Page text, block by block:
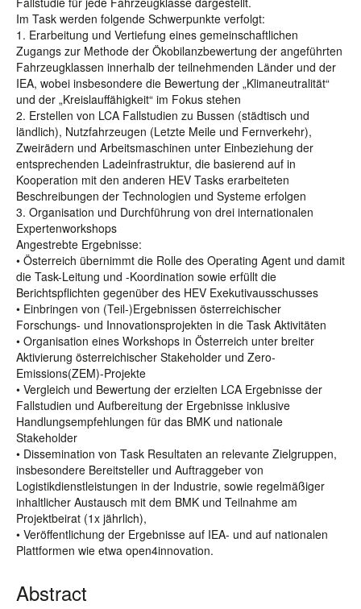
Im Task werden folgende Schwerpunkte verfolgt:
1. Erarbeitung und Vertiefung eines gemeinschaftlichen
Zugangs zur Methode der Ökobilanzbewertung der angeführten
Fahrzeugklassen innerhalb der teilnehmenden Länder und der
IEA, wobei insbesondere die Bewertung der „Klimaneutralität“
und der „Kreislauffähigkeit“ im Fokus stehen
2. Erstellen von LCA Fallstudien zu Bussen (städtisch und
ländlich), Nutzfahrzeugen (Letzte Meile und Fernverkehr),
Zweirädern und Arbeitsmaschinen unter Einbeziehung der
entsprechenden Ladeinfrastruktur, die basierend auf in
Kooperation mit den anderen HEV Tasks erarbeiteten
Beschreibungen der Technologien und Systeme erfolgen
3. Organisation und Durchführung von drei internationalen
Expertenworkshops
Angestrebte Ergebnisse:
• Österreich übernimmt die Rolle des Operating Agent und damit
die Task-Leitung und -Koordination sowie erfüllt die
Berichtspflichten gegenüber des HEV Exekutivausschusses
• Einbringen von (Teil-)Ergebnissen österreichischer
Forschungs- und Innovationsprojekten in die Task Aktivitäten
• Organisation eines Workshops in Österreich unter breiter
Aktivierung österreichischer Stakeholder und Zero-
Emissions(ZEM)-Projekte
• Vergleich und Bewertung der erzielten LCA Ergebnisse der
Fallstudien und Aufbereitung der Ergebnisse inklusive
Handlungsempfehlungen für das BMK und nationale
Stakeholder
• Dissemination von Task Resultaten an relevante Zielgruppen,
insbesondere Bereitsteller und Auftraggeber von
Logistikdienstleistungen in der Industrie, sowie regelmäßiger
inhaltlicher Austausch mit dem BMK und Teilnahme am
Projektbeirat (1x jährlich),
• Veröffentlichung der Ergebnisse auf IEA- und auf nationalen
Plattformen wie etwa open4innovation.
Abstract